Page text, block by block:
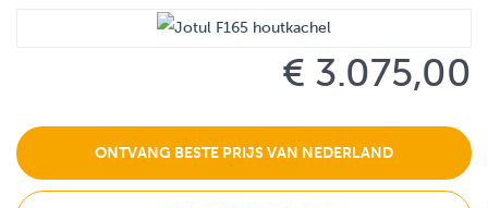
€ 3.075,00
ONTVANG BESTE PRIJS VAN NEDERLAND